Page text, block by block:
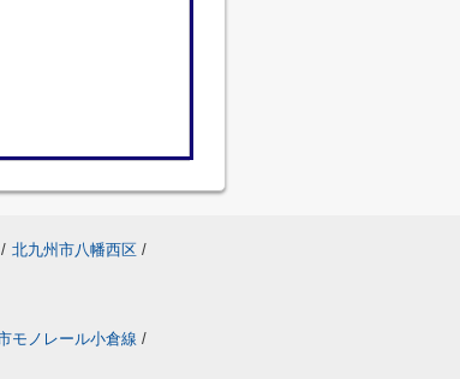
/ 北九州市八幡西区 /
モノレール小倉線 /